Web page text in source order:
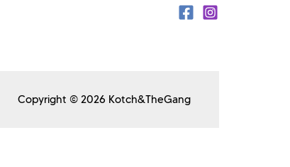
Copyright © 2026 Kotch&TheGang